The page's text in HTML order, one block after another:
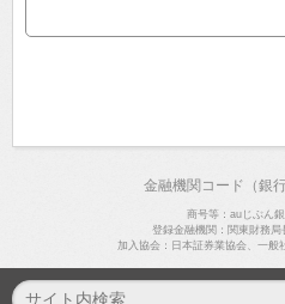
金融機関コード（銀
商号等：auじぶん
登録金融機関：関東財務局
加入協会：日本証券業協会、一般